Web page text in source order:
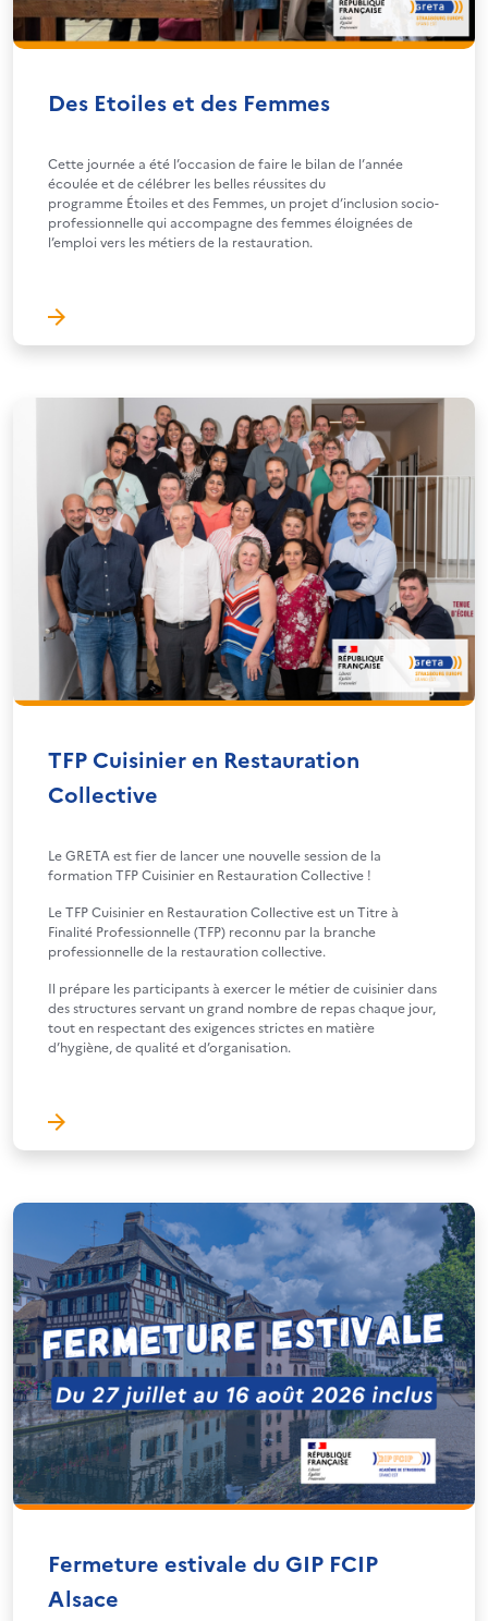
Des Etoiles et des Femmes
Cette journée a été l’occasion de faire le bilan de l’année
écoulée et de célébrer les belles réussites du
programme Étoiles et des Femmes, un projet d’inclusion socio-
professionnelle qui accompagne des femmes éloignées de
l’emploi vers les métiers de la restauration.
TFP Cuisinier en Restauration
Collective
Le GRETA est fier de lancer une nouvelle session de la
formation TFP Cuisinier en Restauration Collective !
Le TFP Cuisinier en Restauration Collective est un Titre à
Finalité Professionnelle (TFP) reconnu par la branche
professionnelle de la restauration collective.
Il prépare les participants à exercer le métier de cuisinier dans
des structures servant un grand nombre de repas chaque jour,
tout en respectant des exigences strictes en matière
d’hygiène, de qualité et d’organisation.
Fermeture estivale du GIP FCIP
Alsace